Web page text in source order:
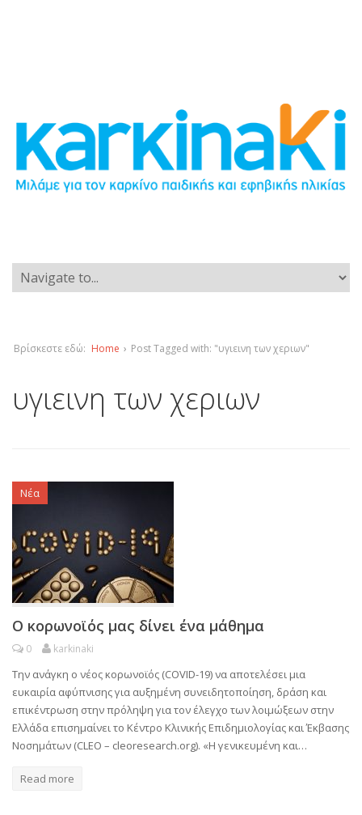
Βρίσκεστε εδώ: Home › Post Tagged with: "υγιεινη των χεριων"
υγιεινη των χεριων
Νέα
Ο κορωνοϊός μας δίνει ένα μάθημα
0 karkinaki
Την ανάγκη ο νέος κορωνοϊός (COVID-19) να αποτελέσει μια
ευκαιρία αφύπνισης για αυξημένη συνειδητοποίηση, δράση και
επικέντρωση στην πρόληψη για τον έλεγχο των λοιμώξεων στην
Ελλάδα επισημαίνει το Κέντρο Κλινικής Επιδημιολογίας και Έκβασης
Νοσημάτων (CLEO – cleoresearch.org). «Η γενικευμένη και…
Read more